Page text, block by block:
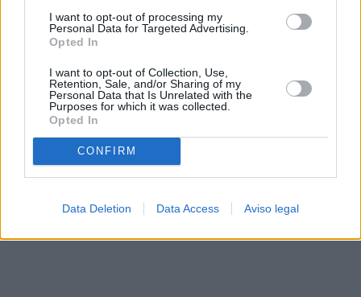
I want to opt-out of processing my
Personal Data for Targeted Advertising.
Opted In
I want to opt-out of Collection, Use,
Retention, Sale, and/or Sharing of my
Personal Data that Is Unrelated with the
Purposes for which it was collected.
Opted In
CONFIRM
Data Deletion Data Access Aviso legal